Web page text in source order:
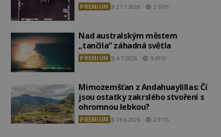
PREMIUM 27.7.2026 3.5TIS
Nad australským městem
„tančila“ záhadná světla
PREMIUM 4.7.2026 3.4TIS
Mimozemšťan z Andahuaylillas: Čí
jsou ostatky zakrslého stvoření s
ohromnou lebkou?
PREMIUM 26.6.2026 2.9TIS